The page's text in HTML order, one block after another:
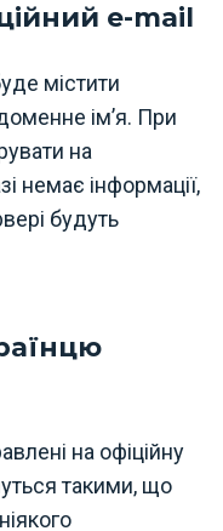
e-mail
містити
ім’я. При
на
немає інформації,
будуть
на офіційну
такими, що